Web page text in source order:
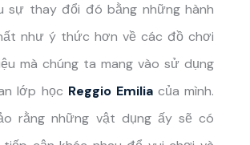
sự thay đổi đó bằng những hành
như ý thức hơn về các đồ chơi
mà chúng ta mang vào sử dụng
lớp học Reggio Emiliacủa mình.
rằng những vật dụng ấy sẽ có